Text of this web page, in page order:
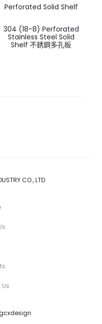
304 (18-8) Perforated
Stainless Steel Solid
Shelf 不銹鋼多孔板
CO., LTD